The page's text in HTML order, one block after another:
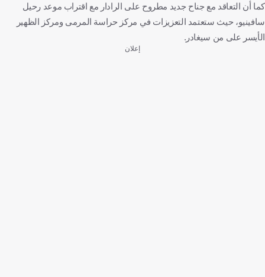
كما أن التعاقد مع جناح جديد مطروح على الرادار مع اقتراب موعد رحيل
سافينيو، حيث ستعتمد التعزيزات في مركز حراسة المرمى ومركز الظهير
الأيسر على من سيغادر.
إعلان